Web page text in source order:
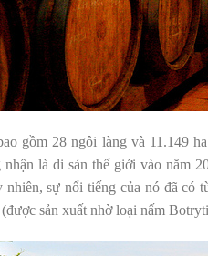
gồm 28 ngôi làng và 11.149
nhận là di sản thế giới vào năm
nhiên, sự nổi tiếng của nó đã có
sản xuất nhờ loại nấm